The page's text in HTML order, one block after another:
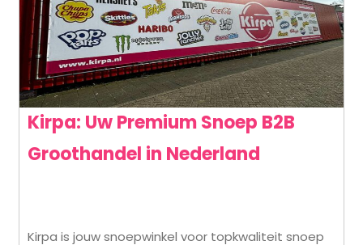
Kirpa: Uw Premium Snoep B2B
Groothandel in Nederland
Kirpa is jouw snoepwinkel voor topkwaliteit snoep